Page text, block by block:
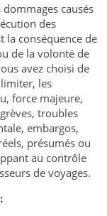
causés
des
la conséquence de
de la volonté de
avez choisi de
les
force majeure,
troubles
embargos,
présumés ou
au contrôle
de voyages.